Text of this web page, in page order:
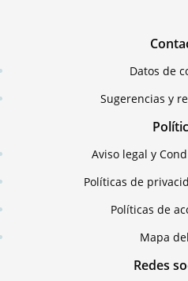
Datos de
Sugerencias y
Aviso legal y
Políticas de
Políticas de
Mapa
Redes